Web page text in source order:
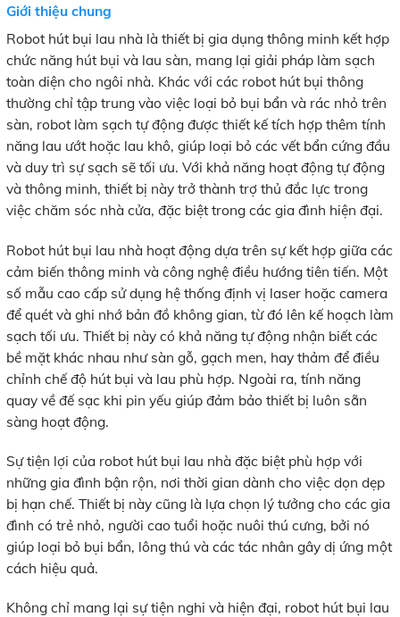
Giới thiệu chung
Robot hút bụi lau nhà là thiết bị gia dụng thông minh kết hợp
chức năng hút bụi và lau sàn, mang lại giải pháp làm sạch
toàn diện cho ngôi nhà. Khác với các robot hút bụi thông
thường chỉ tập trung vào việc loại bỏ bụi bẩn và rác nhỏ trên
sàn, robot làm sạch tự động được thiết kế tích hợp thêm tính
năng lau ướt hoặc lau khô, giúp loại bỏ các vết bẩn cứng đầu
và duy trì sự sạch sẽ tối ưu. Với khả năng hoạt động tự động
và thông minh, thiết bị này trở thành trợ thủ đắc lực trong
việc chăm sóc nhà cửa, đặc biệt trong các gia đình hiện đại.
Robot hút bụi lau nhà hoạt động dựa trên sự kết hợp giữa các
cảm biến thông minh và công nghệ điều hướng tiên tiến. Một
số mẫu cao cấp sử dụng hệ thống định vị laser hoặc camera
để quét và ghi nhớ bản đồ không gian, từ đó lên kế hoạch làm
sạch tối ưu. Thiết bị này có khả năng tự động nhận biết các
bề mặt khác nhau như sàn gỗ, gạch men, hay thảm để điều
chỉnh chế độ hút bụi và lau phù hợp. Ngoài ra, tính năng
quay về đế sạc khi pin yếu giúp đảm bảo thiết bị luôn sẵn
sàng hoạt động.
Sự tiện lợi của robot hút bụi lau nhà đặc biệt phù hợp với
những gia đình bận rộn, nơi thời gian dành cho việc dọn dẹp
bị hạn chế. Thiết bị này cũng là lựa chọn lý tưởng cho các gia
đình có trẻ nhỏ, người cao tuổi hoặc nuôi thú cưng, bởi nó
giúp loại bỏ bụi bẩn, lông thú và các tác nhân gây dị ứng một
cách hiệu quả.
Không chỉ mang lại sự tiện nghi và hiện đại, robot hút bụi lau